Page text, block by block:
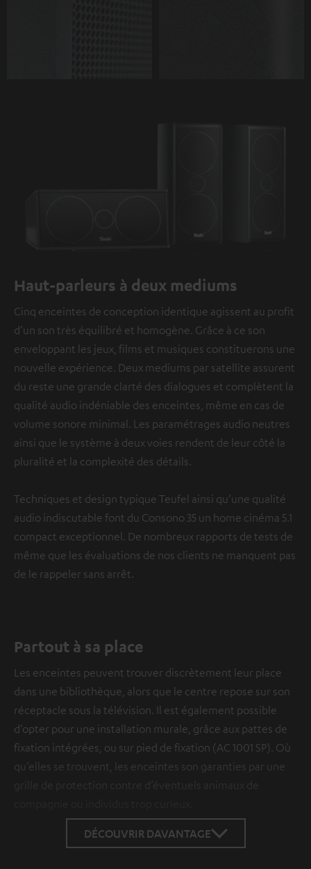
Haut-parleurs à deux mediums
Cinq enceintes de conception identique agissent au profit
d’un son très équilibré et homogène. Grâce à ce son
enveloppant les jeux, films et musiques constituerons une
nouvelle expérience. Deux mediums par satellite assurent
du reste une grande clarté des dialogues et complètent la
qualité audio indéniable des enceintes, même en cas de
volume sonore minimal. Les paramétrages audio neutres
ainsi que le système à deux voies rendent de leur côté la
pluralité et la complexité des détails.
Techniques et design typique Teufel ainsi qu’une qualité
audio indiscutable font du Consono 35 un home cinéma 5.1
compact exceptionnel. De nombreux rapports de tests de
même que les évaluations de nos clients ne manquent pas
de le rappeler sans arrêt.
Partout à sa place
Les enceintes peuvent trouver discrètement leur place
dans une bibliothèque, alors que le centre repose sur son
réceptacle sous la télévision. Il est également possible
d’opter pour une installation murale, grâce aux pattes de
fixation intégrées, ou sur pied de fixation (AC 1001 SP). Où
qu’elles se trouvent, les enceintes son garanties par une
grille de protection contre d’éventuels animaux de
DÉCOUVRIR DAVANTAGE